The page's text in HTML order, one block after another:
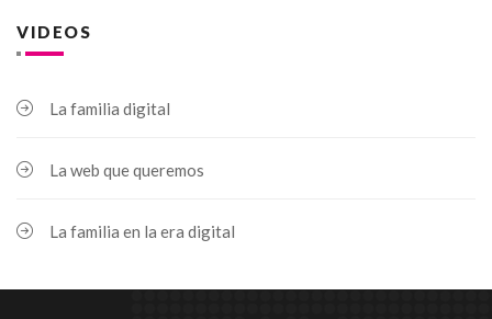
VIDEOS
La familia digital
La web que queremos
La familia en la era digital